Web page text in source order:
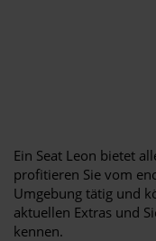
Ein Seat Leon bietet
profitieren Sie vom
Umgebung tätig und
aktuellen Extras und
kennen.